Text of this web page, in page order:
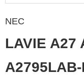
NEC
LAVIE A27